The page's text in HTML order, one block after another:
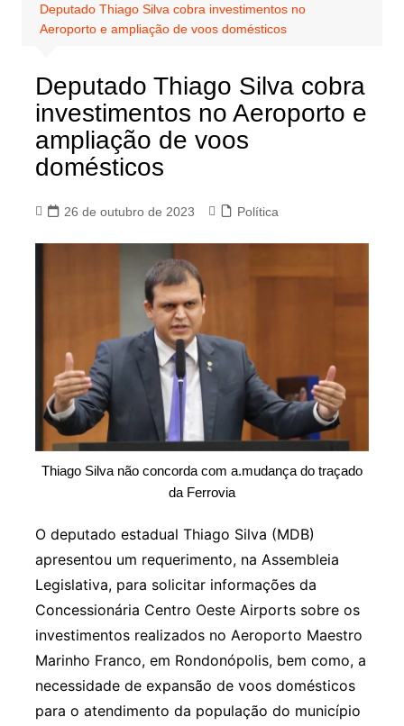
Deputado Thiago Silva cobra investimentos no
Aeroporto e ampliação de voos domésticos
Deputado Thiago Silva cobra
investimentos no Aeroporto e
ampliação de voos
domésticos
26 de outubro de 2023 Política
Thiago Silva não concorda com a.mudança do traçado
da Ferrovia
O deputado estadual Thiago Silva (MDB)
apresentou um requerimento, na Assembleia
Legislativa, para solicitar informações da
Concessionária Centro Oeste Airports sobre os
investimentos realizados no Aeroporto Maestro
Marinho Franco, em Rondonópolis, bem como, a
necessidade de expansão de voos domésticos
para o atendimento da população do município